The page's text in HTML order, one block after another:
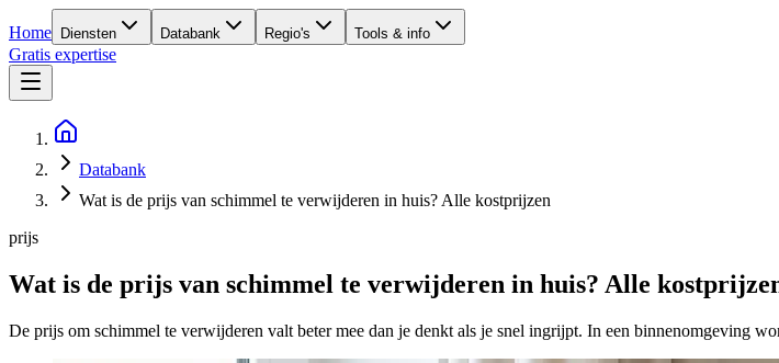
Home Diensten Databank Regio's Tools & info
Gratis expertise
Databank
Wat is de prijs van schimmel te verwijderen in huis? Alle kostprijzen
prijs
Wat is de prijs van schimmel te verwijderen in huis? Alle
De prijs om schimmel te verwijderen valt beter mee dan je denkt als je snel ingrijpt. In een binnenomgeving